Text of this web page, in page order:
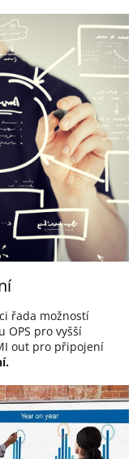
řada možností
OPS pro vyšší
out pro připojení